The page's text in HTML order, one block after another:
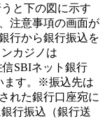
と下の図に示す
注意事項の画面が
行から銀行振込を
カジノは
信SBIネット銀行
ます。※振込先は
れた銀行口座宛に
行振込（銀行送